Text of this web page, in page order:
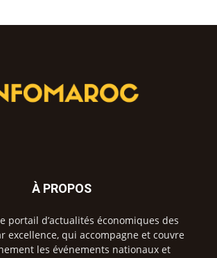
À PROPOS
portail d’actualités économiques des
excellence, qui accompagne et couvre
les événements nationaux et